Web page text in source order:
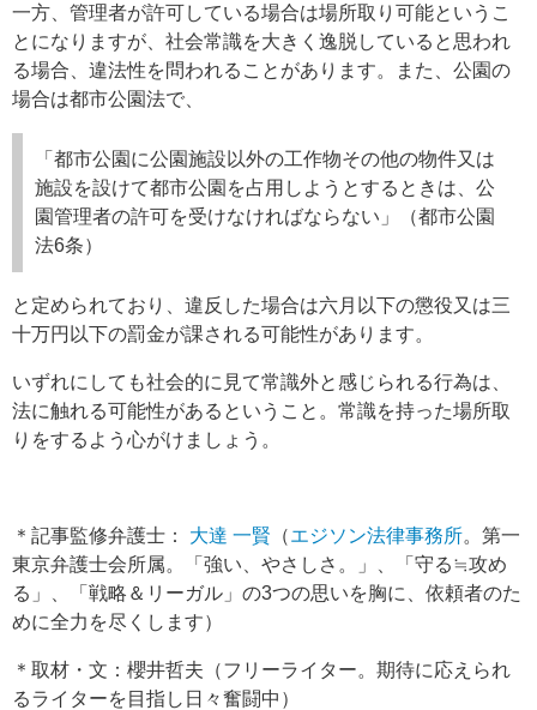
一方、管理者が許可している場合は場所取り可能というこ
とになりますが、社会常識を大きく逸脱していると思われ
る場合、違法性を問われることがあります。また、公園の
場合は都市公園法で、
「都市公園に公園施設以外の工作物その他の物件又は
施設を設けて都市公園を占用しようとするときは、公
園管理者の許可を受けなければならない」（都市公園
法6条）
と定められており、違反した場合は六月以下の懲役又は三
十万円以下の罰金が課される可能性があります。
いずれにしても社会的に見て常識外と感じられる行為は、
法に触れる可能性があるということ。常識を持った場所取
りをするよう心がけましょう。
＊記事監修弁護士： 大達 一賢 （エジソン法律事務所。第一
東京弁護士会所属。「強い、やさしさ。」、「守る≒攻め
る」、「戦略＆リーガル」の3つの思いを胸に、依頼者のた
めに全力を尽くします）
＊取材・文：櫻井哲夫（フリーライター。期待に応えられ
るライターを目指し日々奮闘中）